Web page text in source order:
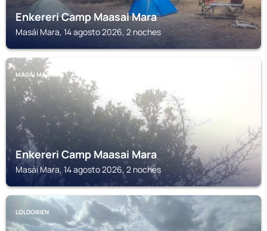
Enkereri Camp Maasai Mara
Masái Mara, 14 agosto 2026, 2 noches
MASÁI MARA
Enkereri Camp Maasai Mara
Masái Mara, 14 agosto 2026, 2 noches
LOLGORIEN